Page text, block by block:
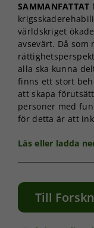
SAMMANFATTAT
världskriget
avsevärt. Då som
alla ska kunna
finns ett stort
att skapa
personer med
för detta är att
Läs eller ladda
Till